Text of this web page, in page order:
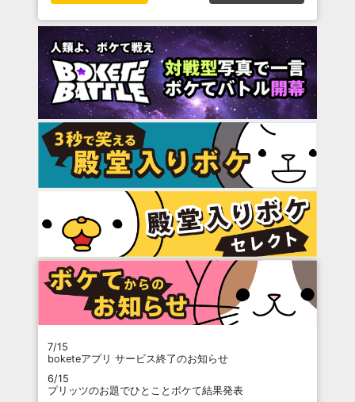
7/15
boketeアプリ サービス終了のお知らせ
6/15
プリッツのお題でひとことボケて結果発表